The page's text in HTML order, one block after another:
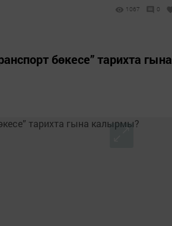
1067 0
бөкесе” тарихта гына